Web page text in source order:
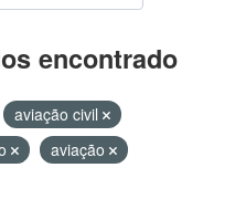
encontrado
aviação civil
aviação